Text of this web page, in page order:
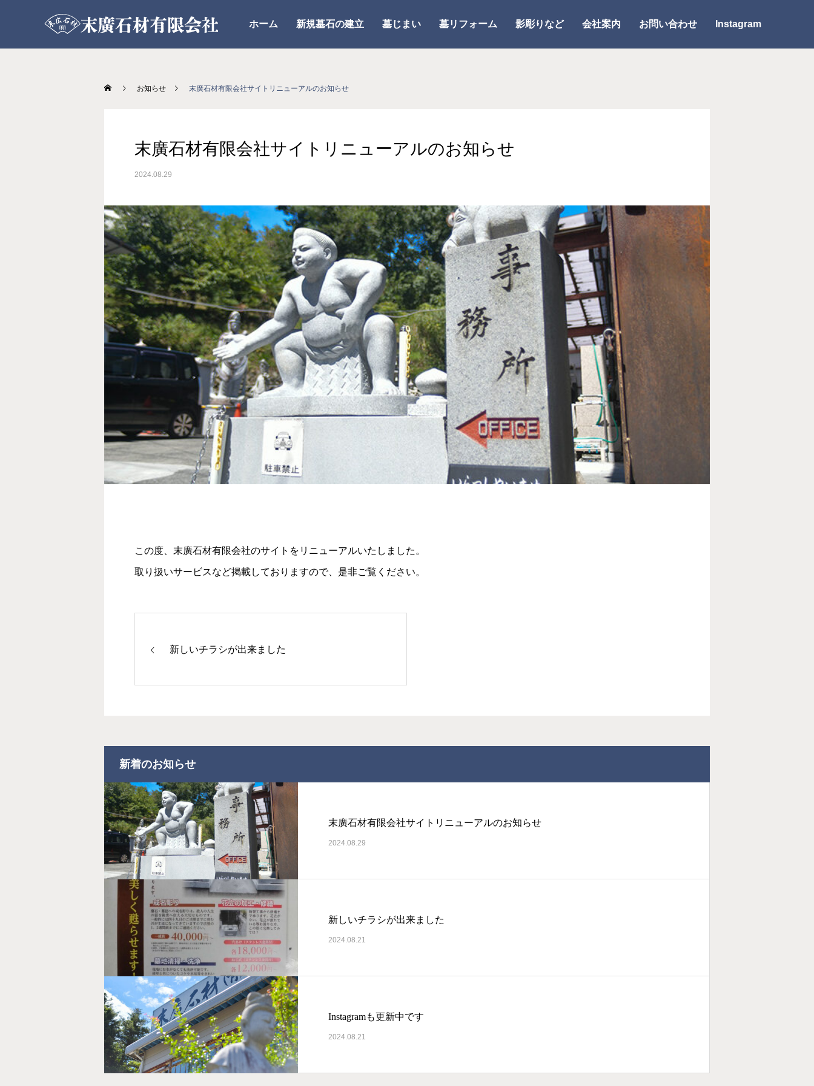
ホーム 新規墓石の建立 墓じまい 墓リフォーム 影彫りなど 会社案内 お問い合わせ Instagram
お知らせ 末廣石材有限会社サイトリニューアルのお知らせ
末廣石材有限会社サイトリニューアルのお知らせ
2024.08.29
この度、末廣石材有限会社のサイトをリニューアルいたしました。
取り扱いサービスなど掲載しておりますので、是非ご覧ください。
新しいチラシが出来ました
新着のお知らせ
末廣石材有限会社サイトリニューアルのお知らせ
2024.08.29
新しいチラシが出来ました
2024.08.21
Instagramも更新中です
2024.08.21